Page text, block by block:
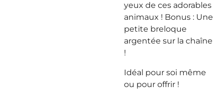
yeux de ces adorables
animaux ! Bonus : Une
petite breloque
argentée sur la chaîne
!
Idéal pour soi même
ou pour offrir !